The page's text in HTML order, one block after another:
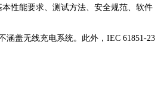
性能要求、测试方法、安全规范、软件
盖无线充电系统。此外，IEC 61851-23